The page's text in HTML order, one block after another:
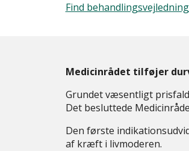
Find
Medicinrådet tilføjer
Grundet væsentligt
Det besluttede
Den første
af kræft i livmoderen.